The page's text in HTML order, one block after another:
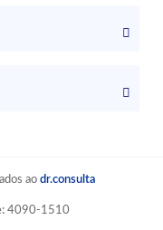
ao dr.consulta
4090-1510